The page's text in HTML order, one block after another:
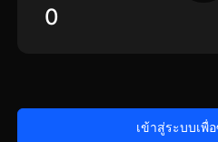
เข้าสู่ระบบเพื่